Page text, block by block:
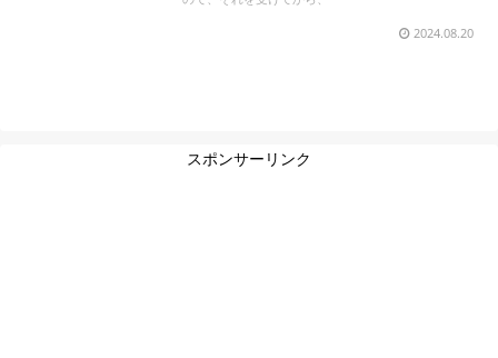
2024.08.20
スポンサーリンク